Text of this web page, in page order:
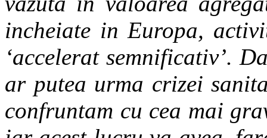
incheiate in Europa,
‘accelerat semnificativ’.
ar putea urma crizei
confruntam cu cea mai